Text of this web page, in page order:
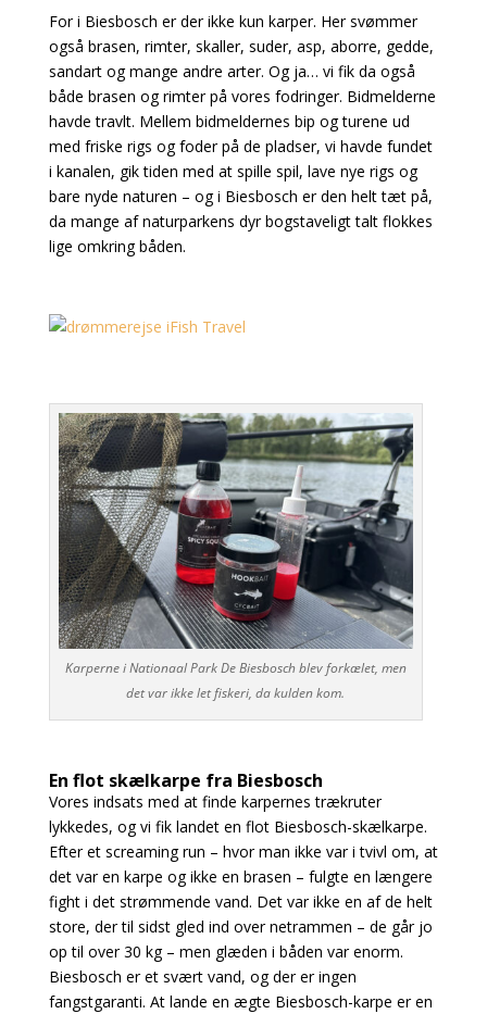
For i Biesbosch er der ikke kun karper. Her svømmer
også brasen, rimter, skaller, suder, asp, aborre, gedde,
sandart og mange andre arter. Og ja… vi fik da også
både brasen og rimter på vores fodringer. Bidmelderne
havde travlt. Mellem bidmeldernes bip og turene ud
med friske rigs og foder på de pladser, vi havde fundet
i kanalen, gik tiden med at spille spil, lave nye rigs og
bare nyde naturen – og i Biesbosch er den helt tæt på,
da mange af naturparkens dyr bogstaveligt talt flokkes
lige omkring båden.
Karperne i Nationaal Park De Biesbosch blev forkælet, men
det var ikke let fiskeri, da kulden kom.
En flot skælkarpe fra Biesbosch
Vores indsats med at finde karpernes trækruter
lykkedes, og vi fik landet en flot Biesbosch-skælkarpe.
Efter et screaming run – hvor man ikke var i tvivl om, at
det var en karpe og ikke en brasen – fulgte en længere
fight i det strømmende vand. Det var ikke en af de helt
store, der til sidst gled ind over netrammen – de går jo
op til over 30 kg – men glæden i båden var enorm.
Biesbosch er et svært vand, og der er ingen
fangstgaranti. At lande en ægte Biesbosch-karpe er en